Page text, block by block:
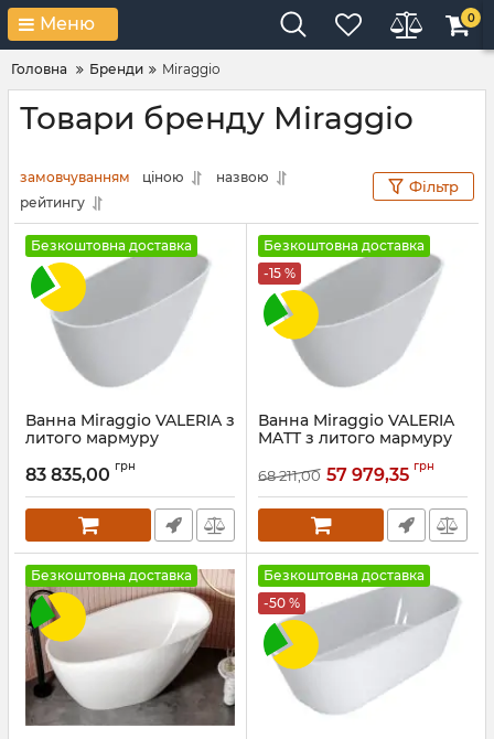
Меню 0
Головна Бренди Miraggio
Товари бренду Miraggio
замовчуванням ціною
назвою
рейтингу
Фільтр
Безкоштовна доставка
Ванна Miraggio VALERIA з
литого мармуру
Артикул:69125549
83 835,00 грн
Безкоштовна доставка
-15 %
Ванна Miraggio VALERIA
MATT з литого мармуру
68 211,00 57 979,35 грн
Безкоштовна доставка
Безкоштовна доставка
-50 %